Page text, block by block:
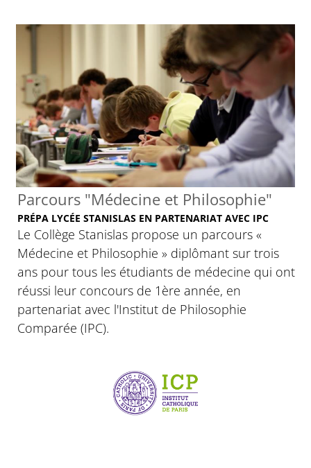
Parcours "Médecine et Philosophie"
PRÉPA LYCÉE STANISLAS EN PARTENARIAT AVEC IPC
Le Collège Stanislas propose un parcours «
Médecine et Philosophie » diplômant sur trois
ans pour tous les étudiants de médecine qui ont
réussi leur concours de 1ère année, en
partenariat avec l'Institut de Philosophie
Comparée (IPC).